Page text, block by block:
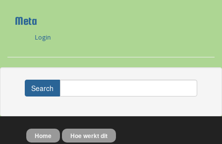
Meta
Login
Search
Home Hoe werkt dit